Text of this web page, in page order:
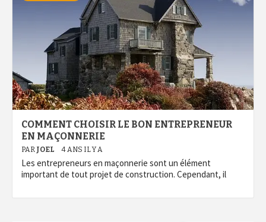
COMMENT CHOISIR LE BON ENTREPRENEUR
EN MAÇONNERIE
PAR JOEL 4 ANS IL Y A
Les entrepreneurs en maçonnerie sont un élément
important de tout projet de construction. Cependant, il